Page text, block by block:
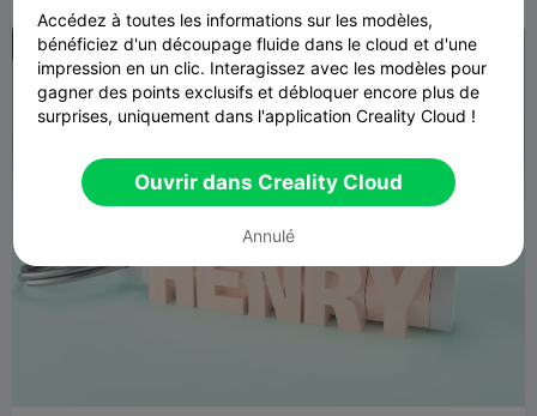
Accédez à toutes les informations sur les modèles,
bénéficiez d'un découpage fluide dans le cloud et d'une
impression en un clic. Interagissez avec les modèles pour
gagner des points exclusifs et débloquer encore plus de
surprises, uniquement dans l'application Creality Cloud !
Ouvrir dans Creality Cloud
Annulé